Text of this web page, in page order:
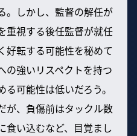
。しかし、監督の解任が
重視する後任監督が就任
好転する可能性を秘めて
の強いリスペクトを持つ
可能性は低いだろう。
が、負傷前はタックル数
食い込むなど、目覚まし